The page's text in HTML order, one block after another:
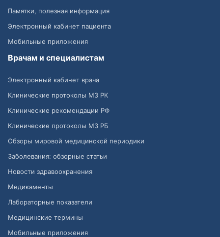
Памятки, полезная информация
Электронный кабинет пациента
Мобильные приложения
Врачам и специалистам
Электронный кабинет врача
Клинические протоколы МЗ РК
Клинические рекомендации РФ
Клинические протоколы МЗ РБ
Обзоры мировой медицинской периодики
Заболевания: обзорные статьи
Новости здравоохранения
Медикаменты
Лабораторные показатели
Медицинские термины
Мобильные приложения